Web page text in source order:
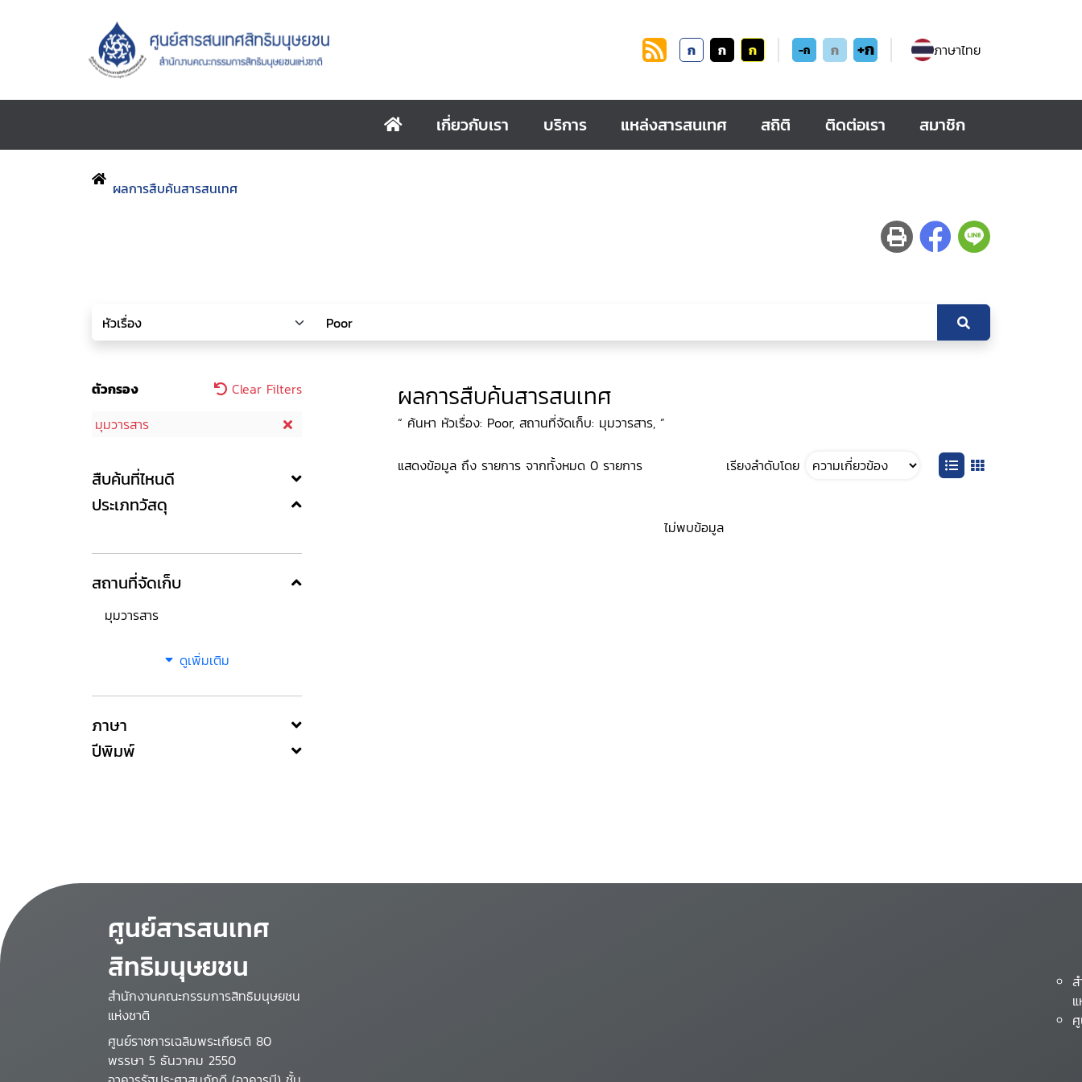
ก ก ก -ก ก +ก ภาษาไทย
เกี่ยวกับเรา บริการ แหล่งสารสนเทศ สถิติ ติดต่อเรา สมาชิก
ผลการสืบค้นสารสนเทศ
ตัวกรอง
Clear Filters
มุมวารสาร
สืบค้นที่ไหนดี
ประเภทวัสดุ
สถานที่จัดเก็บ
มุมวารสาร
ดูเพิ่มเติม
ภาษา
ปีพิมพ์
ผลการสืบค้นสารสนเทศ
“ ค้นหา หัวเรื่อง: Poor, สถานที่จัดเก็บ: มุมวารสาร, ”
แสดงข้อมูล ถึง รายการ จากทั้งหมด 0 รายการ เรียงลำดับโดย
ไม่พบข้อมูล
ศูนย์สารสนเทศ
สิทธิมนุษยชน
สำนักงานคณะกรรมการสิทธิมนุษยชน
แห่งชาติ
ศูนย์ราชการเฉลิมพระเกียรติ 80
พรรษา 5 ธันวาคม 2550